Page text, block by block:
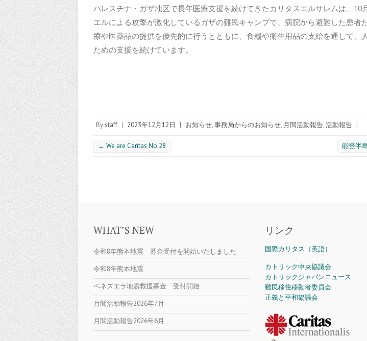
パレスチナ・ガザ地区で長年医療支援を続けてきたカリタスエルサレムは、10
エルによる攻撃が激化しているガザの難民キャンプで、病院から避難した患者
療や医薬品の提供を優先的に行うとともに、食糧や衛生用品の支給を通して、
ための支援を続けています。
Bystaff | 2023年12月12日 | お知らせ,事務局からのお知らせ, 月間活動報告,活動報告 |
← We are Caritas No.28 能登半
WHAT’S NEW
令和8年熊本地震 募金受付を開始いたしました
令和8年熊本地震
ベネズエラ地震救援募金 受付開始
月間活動報告2026年7月
月間活動報告2026年6月
リンク
国際カリタス（英語）
カトリック中央協議会
カトリックジャパンニュース
難民移住移動者委員会
正義と平和協議会